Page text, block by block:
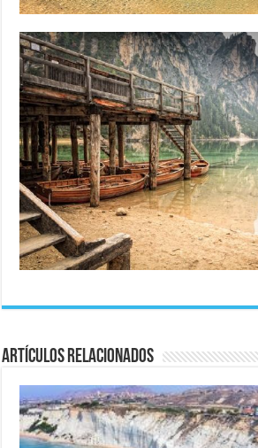
Artículos relacionados